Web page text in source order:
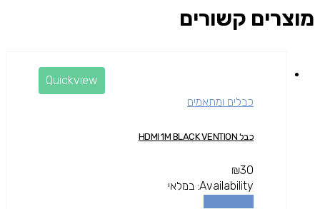
מוצרים קשורים
Quickview
כבלים ומתאמים
כבל HDMI 1M BLACK VENTION
₪30
Availability: במלאי